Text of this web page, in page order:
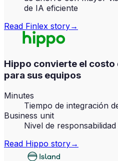
de IA eficiente
Read Finlex story→
Hippo convierte el costo
para sus equipos
Minutes
Tiempo de integración
Business unit
Nivel de
Read Hippo story→